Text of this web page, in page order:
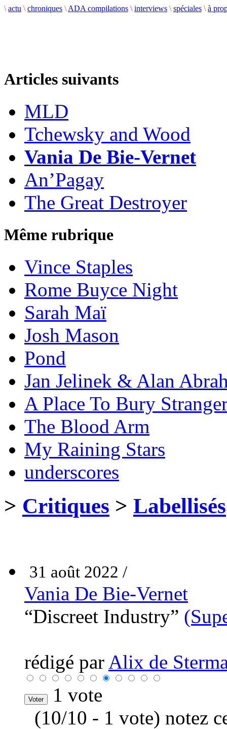
\ actu \ chroniques \ ADA compilations \ interviews \ spéciales \ à
Articles suivants
MLD
Tchewsky and Wood
Vania De Bie-Vernet
An’Pagay
The Great Destroyer
Même rubrique
Vince Staples
Rome Buyce Night
Sarah Maï
Josh Mason
Pond
Jan Jelinek & Alan
A Place To Bury
The Blood Arm
My Raining Stars
underscores
> Critiques > Labellisés
31 août 2022 /
Vania De Bie-Vernet
“Discreet Industry”
rédigé par Alix de
1 vote
(10/10 - 1 vote) notez